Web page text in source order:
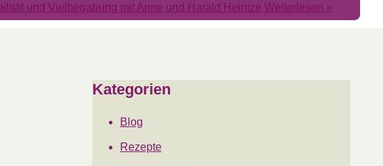
und Vielbegabung mit Anne und Harald Heintze Weiterlesen »
Kategorien
Blog
Rezepte